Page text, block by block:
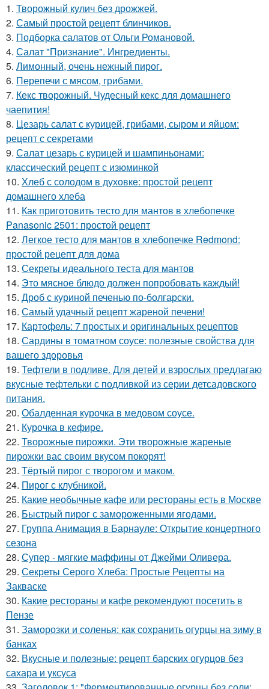
1. Творожный кулич без дрожжей.
2. Самый простой рецепт блинчиков.
3. Подборка салатов от Ольги Романовой.
4. Салат "Признание". Ингредиенты.
5. Лимонный, очень нежный пирог.
6. Перепечи с мясом, грибами.
7. Кекс творожный. Чудесный кекс для домашнего
чаепития!
8. Цезарь салат с курицей, грибами, сыром и яйцом:
рецепт с секретами
9. Салат цезарь с курицей и шампиньонами:
классический рецепт с изюминкой
10. Хлеб с солодом в духовке: простой рецепт
домашнего хлеба
11. Как приготовить тесто для мантов в хлебопечке
Panasonic 2501: простой рецепт
12. Легкое тесто для мантов в хлебопечке Redmond:
простой рецепт для дома
13. Секреты идеального теста для мантов
14. Это мясное блюдо должен попробовать каждый!
15. Дроб с куриной печенью по-болгарски.
16. Самый удачный рецепт жареной печени!
17. Картофель: 7 простых и оригинальных рецептов
18. Сардины в томатном соусе: полезные свойства для
вашего здоровья
19. Тефтели в подливе. Для детей и взрослых предлагаю
вкусные тефтельки с подливкой из серии детсадовского
питания.
20. Обалденная курочка в медовом соусе.
21. Курочка в кефире.
22. Творожные пирожки. Эти творожные жареные
пирожки вас своим вкусом покорят!
23. Тёртый пирог с творогом и маком.
24. Пирог с клубникой.
25. Какие необычные кафе или рестораны есть в Москве
26. Быстрый пирог с замороженными ягодами.
27. Группа Анимация в Барнауле: Открытие концертного
сезона
28. Супер - мягкие маффины от Джейми Оливера.
29. Секреты Серого Хлеба: Простые Рецепты на
Закваске
30. Какие рестораны и кафе рекомендуют посетить в
Пензе
31. Заморозки и соленья: как сохранить огурцы на зиму в
банках
32. Вкусные и полезные: рецепт барских огурцов без
сахара и уксуса